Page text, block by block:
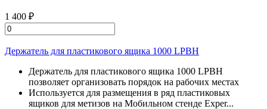
1 400 ₽
Держатель для пластикового ящика 1000 LPBH
Держатель для пластикового ящика 1000 LPBH
позволяет организовать порядок на рабочих местах
Используется для размещения в ряд пластиковых
ящиков для метизов на Мобильном стенде Exper...